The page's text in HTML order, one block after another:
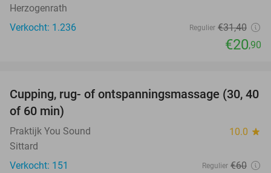
Herzogenrath
Verkocht: 1.236
Regulier €31,40
€20,90
60%
Cupping, rug- of ontspanningsmassage (30, 40
of 60 min)
Praktijk You Sound 10.0 star
Sittard
Verkocht: 151
Regulier €60